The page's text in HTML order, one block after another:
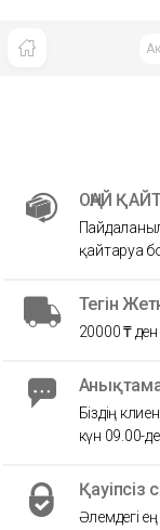
ОҢАЙ
қайтаруға
Тегін
20000 ₸ ден
Біздің
күн 09.00-
Қауіпсіз
Әлемдегі